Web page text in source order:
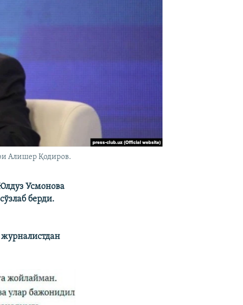
Алишер Қодиров.
Усмонова
берди.
журналистдан